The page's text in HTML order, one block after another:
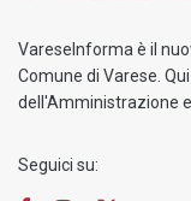
VareseInforma è il
Comune di Varese.
dell'Amministrazione
Seguici su: